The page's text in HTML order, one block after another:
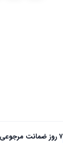
۷ روز ضمانت مرجوعی کالا